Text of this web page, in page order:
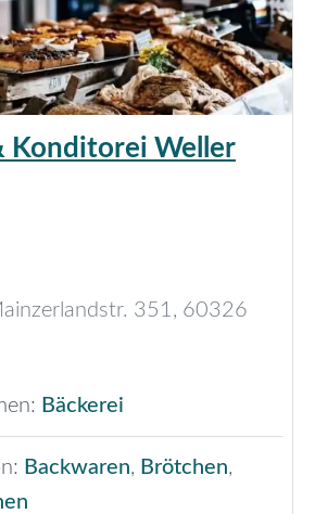
Konditorei Weller
351 , 60326
Bäckerei
Backwaren, Brötchen,